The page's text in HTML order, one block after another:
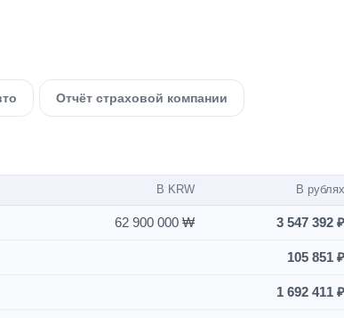
Отчёт страховой компании
В KRW В рублях
62 900 000 ₩ 3 547 392 ₽
105 851 ₽
1 692 411 ₽